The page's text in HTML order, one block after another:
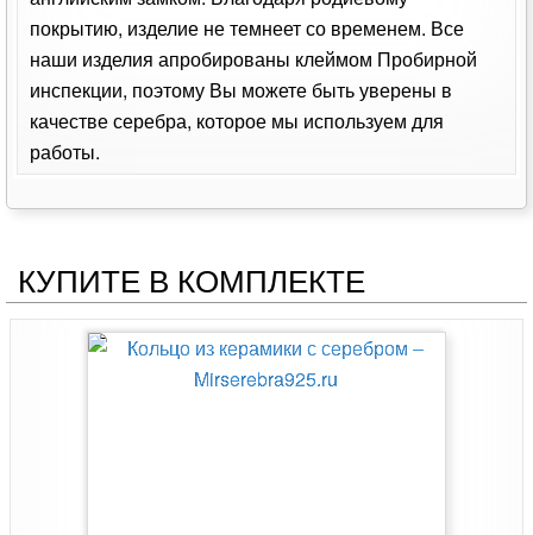
покрытию, изделие не темнеет со временем. Все
наши изделия апробированы клеймом Пробирной
инспекции, поэтому Вы можете быть уверены в
качестве серебра, которое мы используем для
работы.
КУПИТЕ В КОМПЛЕКТЕ